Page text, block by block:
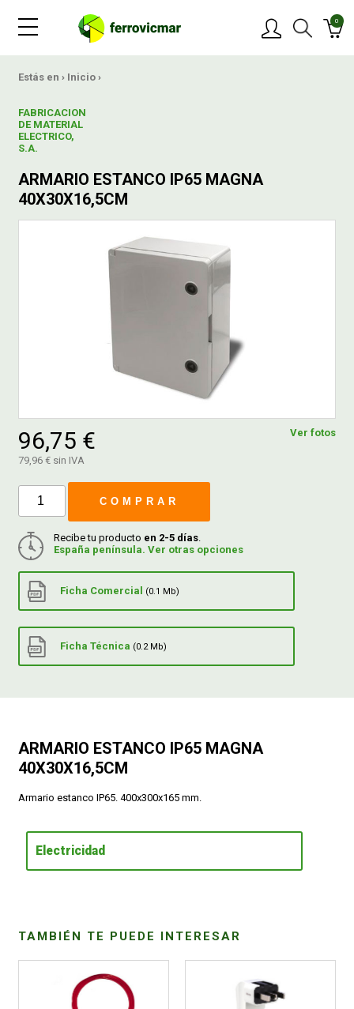
0
Estás en › Inicio ›
FABRICACION
DE MATERIAL
ELECTRICO,
S.A.
ARMARIO ESTANCO IP65 MAGNA
40X30X16,5CM
Ver fotos
96,75 €
79,96 € sin IVA
COMPRAR
Recibe tu producto en 2-5 días.
España península. Ver otras opciones
Ficha Comercial (0.1 Mb)
Ficha Técnica (0.2 Mb)
ARMARIO ESTANCO IP65 MAGNA
40X30X16,5CM
Armario estanco IP65. 400x300x165 mm.
Electricidad
TAMBIÉN TE PUEDE INTERESAR
OFERTAS
NOVEDADES
BLOG
CONTACTAR
FERROVICMAR
CATÁLOGOS
GUÍAS
DEVOLUCIONES
FORMAS DE PAGO
CONDICIONES